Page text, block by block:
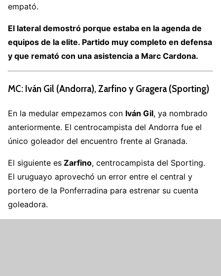
empató.
El lateral demostró porque estaba en la agenda de
equipos de la elite. Partido muy completo en defensa
y que remató con una asistencia a Marc Cardona.
MC: Iván Gil (Andorra), Zarfino y Gragera (Sporting)
En la medular empezamos con Iván Gil, ya nombrado
anteriormente. El centrocampista del Andorra fue el
único goleador del encuentro frente al Granada.
El siguiente es Zarfino, centrocampista del Sporting.
El uruguayo aprovechó un error entre el central y
portero de la Ponferradina para estrenar su cuenta
goleadora.